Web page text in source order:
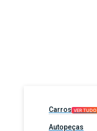
Carros VER TUDO
Autopeças